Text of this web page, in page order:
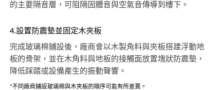
的主要隔音層，可阻隔固體音與空氣音傳導到樓下。
4.設置防震墊並固定木夾板
完成玻璃棉鋪設後，廠商會以木製角料與夾板搭建浮動地
板的骨架，並在木角料與地板的接觸面放置塊狀防震墊，
降低踩踏或設備產生的振動聲響。
*不同廠商鋪設玻璃棉與木夾板的順序可能有所差異。